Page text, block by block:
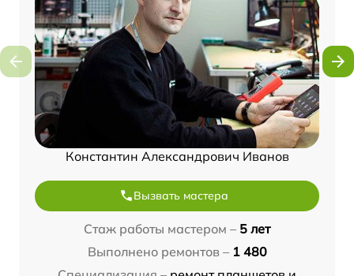
Константин Александрович Иванов
Вызвать мастера
Стаж работы мастером – 5 лет
Выполнено ремонтов – 1 480